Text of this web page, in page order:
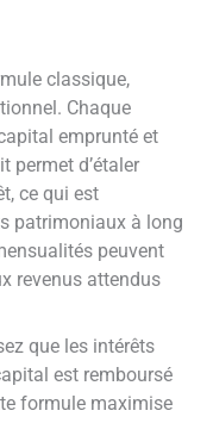
classique,
Chaque
emprunté et
permet d’étaler
ce qui est
patrimoniaux à long
peuvent
revenus attendus
que les intérêts
est remboursé
formule maximise